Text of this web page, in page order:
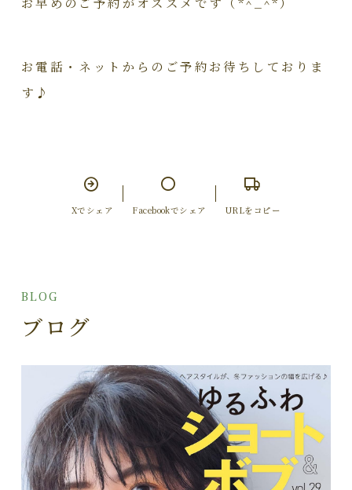
お電話・ネットからのご予約お待ちしておりま
す♪
Xでシェア Facebookでシェア URLをコピー
BLOG
ブログ